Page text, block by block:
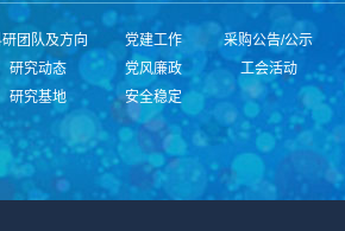
团队及方向
研究动态
研究基地
党建工作
党风廉政
安全稳定
采购公告/公示
工会活动